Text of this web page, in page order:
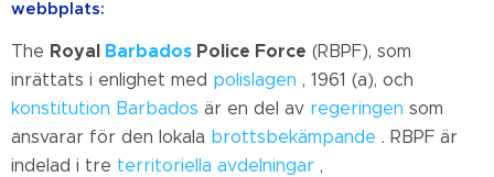
webbplats:
The Royal Barbados Police Force (RBPF), som
inrättats i enlighet med polislagen , 1961 (a), och
konstitution Barbados är en del av regeringen som
ansvarar för den lokala brottsbekämpande . RBPF är
indelad i tre territoriella avdelningar ,